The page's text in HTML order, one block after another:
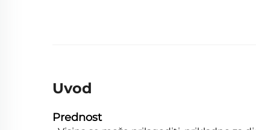
Uvod
Prednost